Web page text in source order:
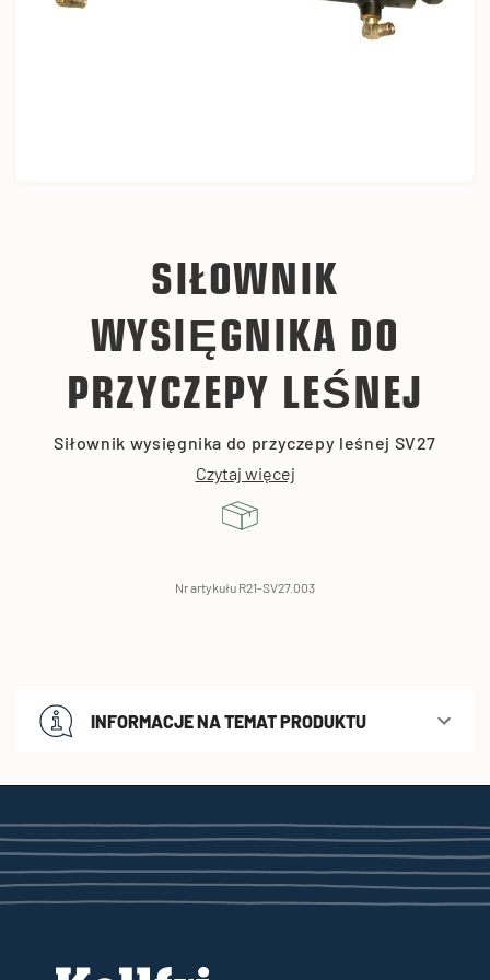
SIŁOWNIK
WYSIĘGNIKA DO
PRZYCZEPY LEŚNEJ
Siłownik wysięgnika do przyczepy leśnej SV27
Czytaj więcej
Nr artykułu R21-SV27.003
INFORMACJE NA TEMAT PRODUKTU